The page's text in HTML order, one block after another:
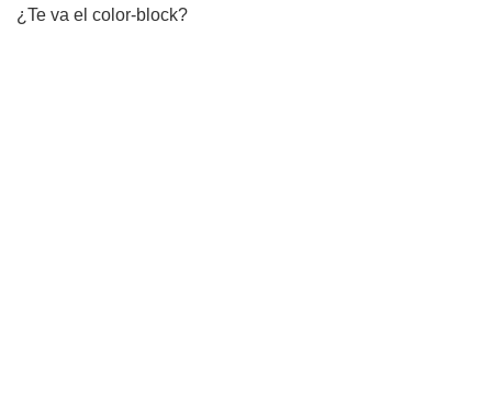
¿Te va el color-block?